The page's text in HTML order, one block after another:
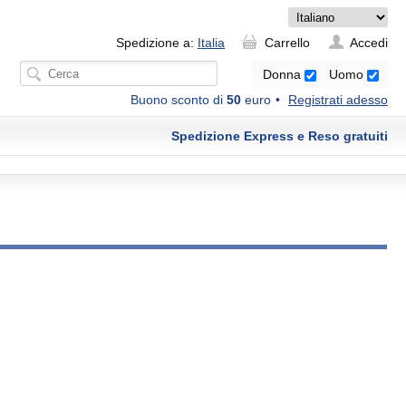
Spedizione a: Italia Carrello Accedi
Donna
Uomo
Buono sconto di 50 euro Registrati adesso
Spedizione Express e Reso gratuiti